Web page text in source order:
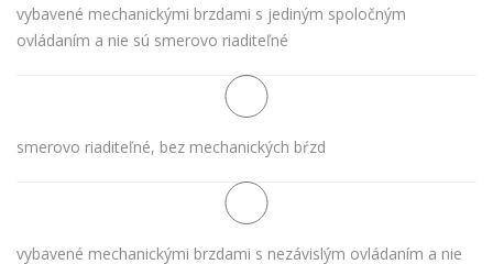
vybavené mechanickými brzdami s jediným spoločným
ovládaním a nie sú smerovo riaditeľné
smerovo riaditeľné, bez mechanických bŕzd
vybavené mechanickými brzdami s nezávislým ovládaním a nie